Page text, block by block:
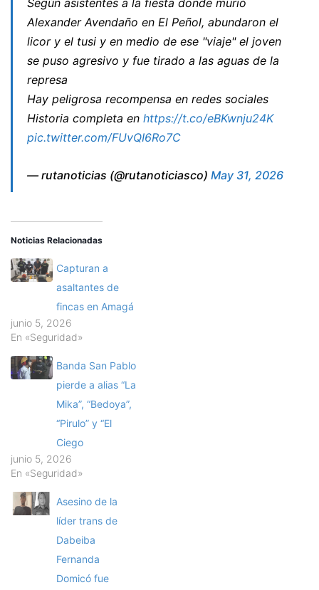
Alexander Avendaño en El Peñol, abundaron el
licor y el tusi y en medio de ese "viaje" el joven
se puso agresivo y fue tirado a las aguas de la
represa
Hay peligrosa recompensa en redes sociales
Historia completa en https://t.co/eBKwnju24K
pic.twitter.com/FUvQI6Ro7C
— rutanoticias (@rutanoticiasco) May 31, 2026
Noticias Relacionadas
Capturan a
asaltantes de
fincas en Amagá
junio 5, 2026
En «Seguridad»
Banda San Pablo
pierde a alias “La
Mika”, “Bedoya”,
“Pirulo” y “El
Ciego
junio 5, 2026
En «Seguridad»
Asesino de la
líder trans de
Dabeiba
Fernanda
Domicó fue